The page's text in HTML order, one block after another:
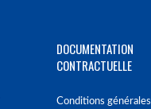
DOCUMENTATION
CONTRACTUELLE
Conditions générales